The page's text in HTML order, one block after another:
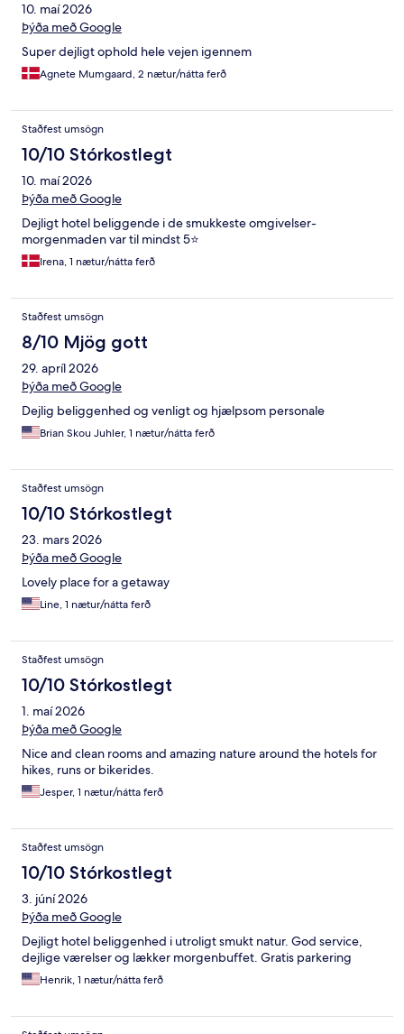
10. maí 2026
Þýða með Google
Super dejligt ophold hele vejen igennem
Agnete Mumgaard, 2 nætur/nátta ferð
Staðfest umsögn
10/10 Stórkostlegt
10. maí 2026
Þýða með Google
Dejligt hotel beliggende i de smukkeste omgivelser-
morgenmaden var til mindst 5⭐️
Irena, 1 nætur/nátta ferð
Staðfest umsögn
8/10 Mjög gott
29. apríl 2026
Þýða með Google
Dejlig beliggenhed og venligt og hjælpsom personale
Brian Skou Juhler, 1 nætur/nátta ferð
Staðfest umsögn
10/10 Stórkostlegt
23. mars 2026
Þýða með Google
Lovely place for a getaway
Line, 1 nætur/nátta ferð
Staðfest umsögn
10/10 Stórkostlegt
1. maí 2026
Þýða með Google
Nice and clean rooms and amazing nature around the hotels for
hikes, runs or bikerides.
Jesper, 1 nætur/nátta ferð
Staðfest umsögn
10/10 Stórkostlegt
3. júní 2026
Þýða með Google
Dejligt hotel beliggenhed i utroligt smukt natur. God service,
dejlige værelser og lækker morgenbuffet. Gratis parkering
Henrik, 1 nætur/nátta ferð